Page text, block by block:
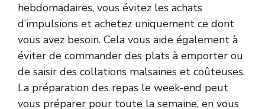
hebdomadaires, vous évitez les achats
d’impulsions et achetez uniquement ce dont
vous avez besoin. Cela vous aide également à
éviter de commander des plats à emporter ou
de saisir des collations malsaines et coûteuses.
La préparation des repas le week-end peut
vous préparer pour toute la semaine, en vous